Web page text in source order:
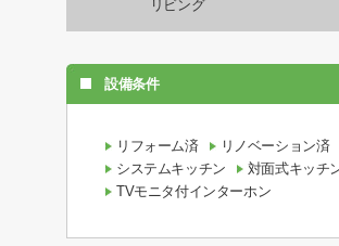
リビング
設備条件
リフォーム済
リノベーション済
システムキッチン
対面式キッチ
TVモニタ付インターホン